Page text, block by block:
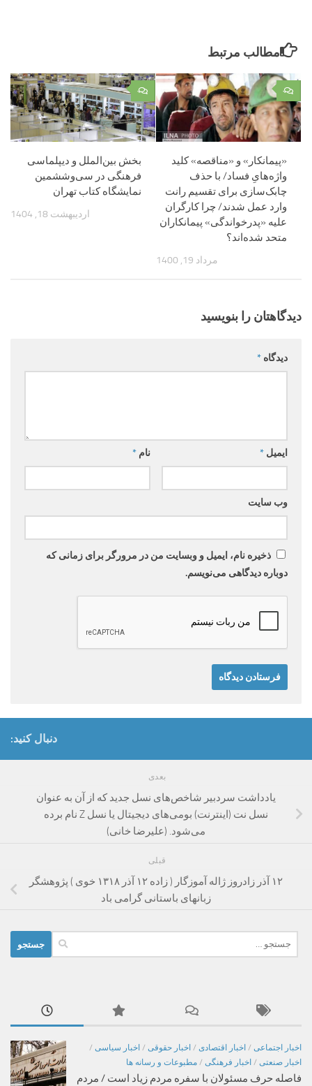
مطالب مرتبط
۰
بخش بین‌الملل و دیپلماسی
فرهنگی در سی‌و‌ششمین
نمایشگاه کتاب تهران
اردیبهشت 18, 1404
۰
«پیمانکار» و «مناقصه» کلید
واژه‌هایِ فساد/ با حذف
چابک‌سازی برای تقسیم رانت
وارد عمل شدند/ چرا کارگران
علیه «پدرخواندگی» پیمانکاران
متحد شده‌اند؟
مرداد 19, 1400
دیدگاهتان را بنویسید
دیدگاه *
نام * ایمیل *
وب‌ سایت
ذخیره نام، ایمیل و وبسایت من در مرورگر برای زمانی که
دوباره دیدگاهی می‌نویسم.
دنبال کنید:
بعدی
یادداشت سردبیر شاخص‌های نسل جدید که از آن به عنوان
نسل نت (اینترنت) بومی‌های دیجیتال یا نسل Z نام برده
می‌شود. (علیرضا خانی)
قبلی
۱۲ آذر زادروز ژاله آموزگار ( زاده ۱۲ آذر ۱۳۱۸ خوی ) پژوهشگر
زبانهای باستانی گرامی باد
برای:
اخبار اجتماعی / اخبار اقتصادی / اخبار حقوقی / اخبار سیاسی /
اخبار صنعتی / اخبار فرهنگی / مطبوعات و رسانه ها
فاصله حرف مسئولان با سفره مردم زیاد است / مردم